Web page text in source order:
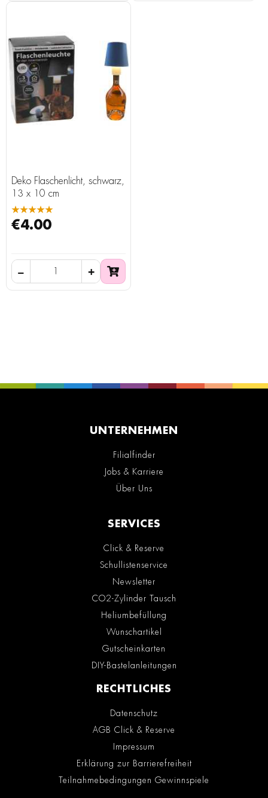
Deko Flaschenlicht, schwarz,
13 x 10 cm
★★★★★
€4.00
UNTERNEHMEN
Filialfinder
Jobs & Karriere
Über Uns
SERVICES
Click & Reserve
Schullistenservice
Newsletter
CO2-Zylinder Tausch
Heliumbefüllung
Wunschartikel
Gutscheinkarten
DIY-Bastelanleitungen
RECHTLICHES
Datenschutz
AGB Click & Reserve
Impressum
Erklärung zur Barrierefreiheit
Teilnahmebedingungen Gewinnspiele